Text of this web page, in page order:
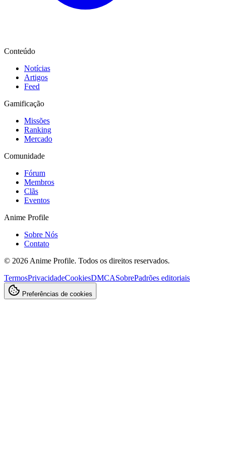
Conteúdo
Notícias
Artigos
Feed
Gamificação
Missões
Ranking
Mercado
Comunidade
Fórum
Membros
Clãs
Eventos
Anime Profile
Sobre Nós
Contato
© 2026 Anime Profile. Todos os direitos reservados.
TermosPrivacidadeCookiesDMCASobrePadrões editoriais
Preferências de cookies